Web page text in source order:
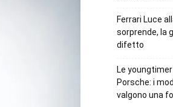
Ferrari Luce
sorprende, la
difetto
Le
Porsche: i
valgono una